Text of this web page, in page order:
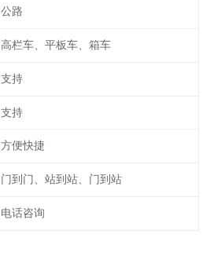
公路
高栏车、平板车、箱车
支持
支持
方便快捷
门到门、站到站、门到站
电话咨询